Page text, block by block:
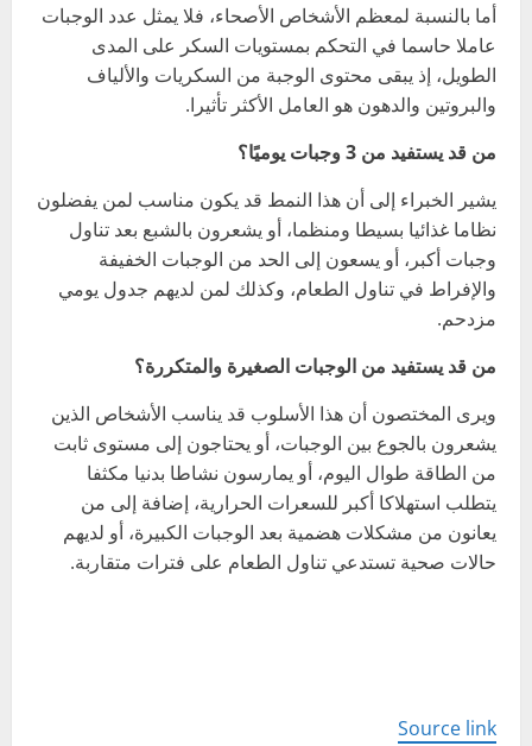
أما بالنسبة لمعظم الأشخاص الأصحاء، فلا يمثل عدد الوجبات
عاملا حاسما في التحكم بمستويات السكر على المدى
الطويل، إذ يبقى محتوى الوجبة من السكريات والألياف
والبروتين والدهون هو العامل الأكثر تأثيرا.
من قد يستفيد من 3 وجبات يوميًا؟
يشير الخبراء إلى أن هذا النمط قد يكون مناسب لمن يفضلون
نظاما غذائيا بسيطا ومنظما، أو يشعرون بالشبع بعد تناول
وجبات أكبر، أو يسعون إلى الحد من الوجبات الخفيفة
والإفراط في تناول الطعام، وكذلك لمن لديهم جدول يومي
مزدحم.
من قد يستفيد من الوجبات الصغيرة والمتكررة؟
ويرى المختصون أن هذا الأسلوب قد يناسب الأشخاص الذين
يشعرون بالجوع بين الوجبات، أو يحتاجون إلى مستوى ثابت
من الطاقة طوال اليوم، أو يمارسون نشاطا بدنيا مكثفا
يتطلب استهلاكا أكبر للسعرات الحرارية، إضافة إلى من
يعانون من مشكلات هضمية بعد الوجبات الكبيرة، أو لديهم
حالات صحية تستدعي تناول الطعام على فترات متقاربة.
Source link